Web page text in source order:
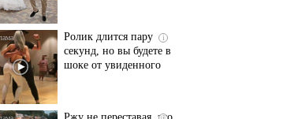
шоке от увиденного
не раз